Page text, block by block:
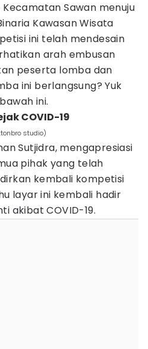
Sawan menuju
Kawasan Wisata
ini telah mendesain
arah embusan
peserta lomba dan
ini berlangsung? Yuk
ini.
COVID-19
studio)
Sutjidra, mengapresiasi
pihak yang telah
kembali kompetisi
layar ini kembali hadir
akibat COVID-19.